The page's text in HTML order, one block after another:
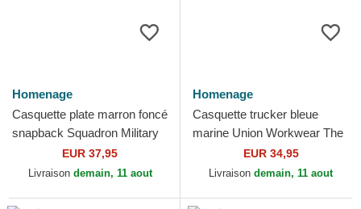
Homenage
Casquette plate marron foncé
snapback Squadron Military
Surplus The Retro
Homenage
EUR 37,95
Livraison demain, 11 aout
Homenage
Casquette trucker bleue
marine Union Workwear The
Trucker Homenage
EUR 34,95
Livraison demain, 11 aout